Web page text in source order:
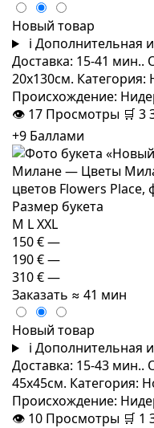
Новый товар
i Дополнительная
Доставка: 15-41 мин..
20x130см. Категория:
Происхождение:
👁 17 Просмотры 🛒 3
+9 Баллами
Размер букета
M LXXL
150 €—
190 €—
310 €—
Заказать ≈ 41 мин
Новый товар
i Дополнительная
Доставка: 15-43 мин..
45x45см. Категория:
Происхождение:
👁 10 Просмотры 🛒 1